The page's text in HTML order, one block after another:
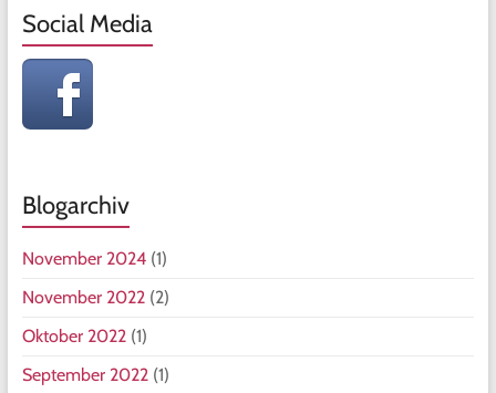
Social Media
Blogarchiv
November 2024(1)
November 2022(2)
Oktober 2022(1)
September 2022(1)